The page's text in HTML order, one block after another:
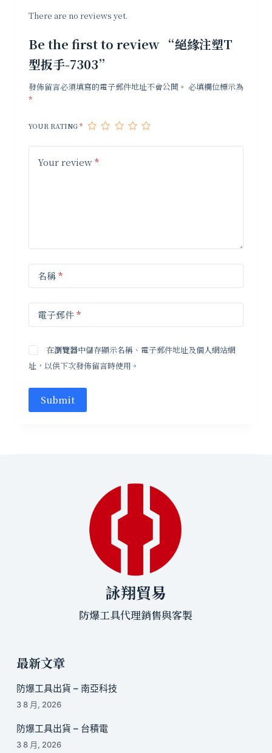
There are no reviews yet.
Be the first to review “絕緣注塑T
型扳手-7303”
發佈留言必須填寫的電子郵件地址不會公開。 必填欄位標示為
*
YOUR RATING*
Your review*
名稱*
電子郵件*
在瀏覽器中儲存顯示名稱、電子郵件地址及個人網站網
址，以供下次發佈留言時使用。
Submit
詠翔貿易
防爆工具代理銷售與客製
最新文章
防爆工具出貨 – 南亞科技
3 8 月, 2026
防爆工具出貨 – 台積電
3 8 月, 2026